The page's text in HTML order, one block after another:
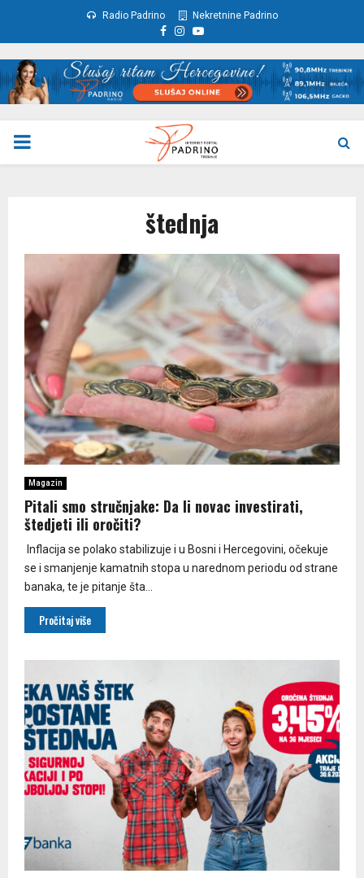
Radio Padrino Nekretnine Padrino
Facebook
Instagram
Youtube
PRIMARY
štednja
Magazin
Pitali smo stručnjake: Da li novac investirati,
štedjeti ili oročiti?
Inflacija se polako stabilizuje i u Bosni i Hercegovini, očekuje
se i smanjenje kamatnih stopa u narednom periodu od strane
banaka, te je pitanje šta...
Pročitaj više